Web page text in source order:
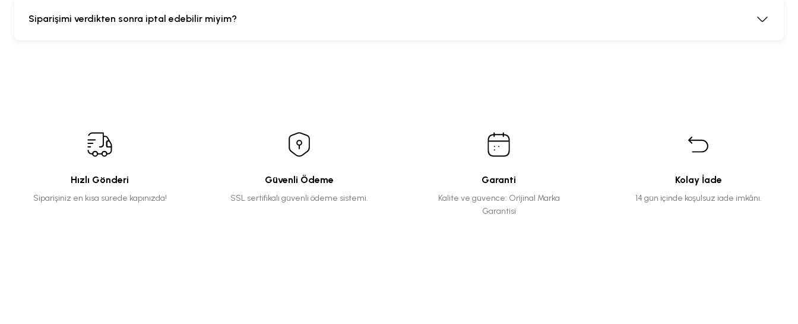
Siparişimi verdikten sonra iptal edebilir miyim?
Hızlı Gönderi
Siparişiniz en kısa sürede kapınızda!
Güvenli Ödeme
SSL sertifikalı güvenli ödeme sistemi.
Garanti
Kalite ve güvence: Orijinal Marka
Garantisi
Kolay İade
14 gün içinde koşulsuz iade imkânı.